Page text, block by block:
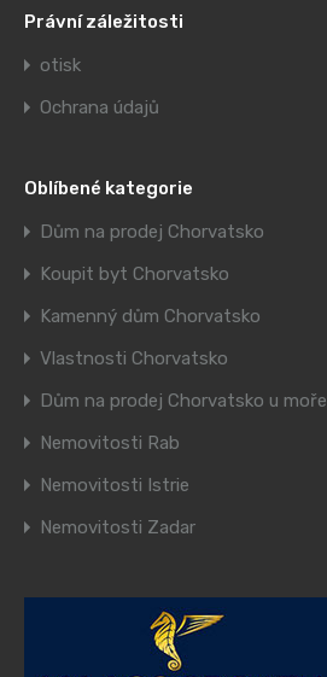
Právní záležitosti
otisk
Ochrana údajů
Oblíbené kategorie
Dům na prodej Chorvatsko
Koupit byt Chorvatsko
Kamenný dům Chorvatsko
Vlastnosti Chorvatsko
Dům na prodej Chorvatsko u moře
Nemovitosti Rab
Nemovitosti Istrie
Nemovitosti Zadar